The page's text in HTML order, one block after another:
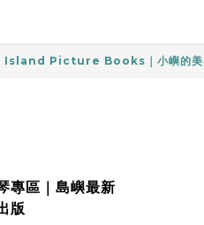
Island Picture Books｜小嶼的美
專區｜島嶼最新
版